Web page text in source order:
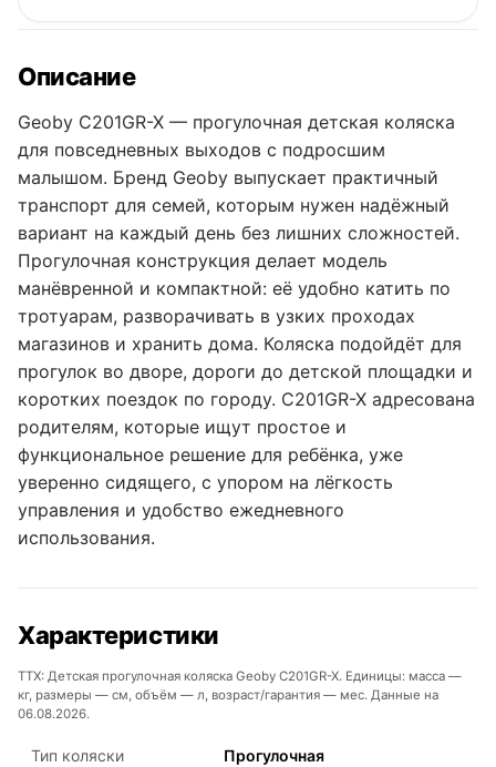
Описание
Geoby C201GR-X — прогулочная детская коляска
для повседневных выходов с подросшим
малышом. Бренд Geoby выпускает практичный
транспорт для семей, которым нужен надёжный
вариант на каждый день без лишних сложностей.
Прогулочная конструкция делает модель
манёвренной и компактной: её удобно катить по
тротуарам, разворачивать в узких проходах
магазинов и хранить дома. Коляска подойдёт для
прогулок во дворе, дороги до детской площадки и
коротких поездок по городу. C201GR-X адресована
родителям, которые ищут простое и
функциональное решение для ребёнка, уже
уверенно сидящего, с упором на лёгкость
управления и удобство ежедневного
использования.
Характеристики
ТТХ: Детская прогулочная коляска Geoby C201GR-X. Единицы: масса —
кг, размеры — см, объём — л, возраст/гарантия — мес. Данные на
06.08.2026.
Тип коляски Прогулочная